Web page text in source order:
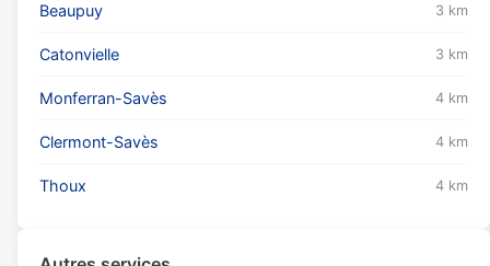
Beaupuy 3 km
Catonvielle 3 km
Monferran-Savès 4 km
Clermont-Savès 4 km
Thoux 4 km